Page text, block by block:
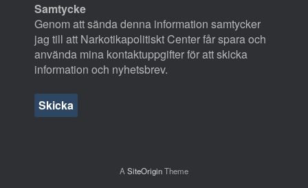
Samtycke
Genom att sända denna information samtycker
jag till att Narkotikapolitiskt Center får spara och
använda mina kontaktuppgifter för att skicka
information och nyhetsbrev.
A SiteOriginTheme